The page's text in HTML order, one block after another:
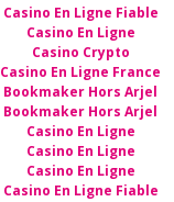
Casino En Ligne Fiable
Casino En Ligne
Casino Crypto
Casino En Ligne France
Bookmaker Hors Arjel
Bookmaker Hors Arjel
Casino En Ligne
Casino En Ligne
Casino En Ligne
Casino En Ligne Fiable